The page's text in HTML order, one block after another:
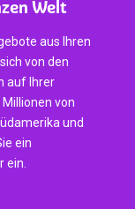
Welt
aus Ihren
von den
auf Ihrer
von
und
ein
ein.